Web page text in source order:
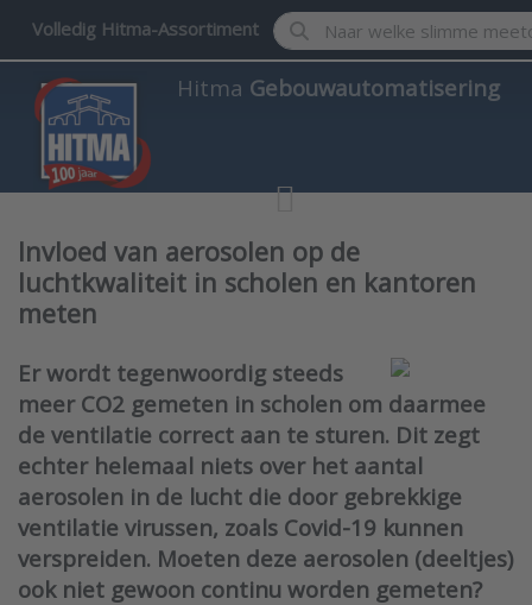
Volledig Hitma-Assortiment Enter a search term.
Hitma Gebouwautomatisering
Invloed van aerosolen op de
luchtkwaliteit in scholen en kantoren
meten
Er wordt tegenwoordig steeds
meer CO2 gemeten in scholen om daarmee
de ventilatie correct aan te sturen. Dit zegt
echter helemaal niets over het aantal
aerosolen in de lucht die door gebrekkige
ventilatie virussen, zoals Covid-19 kunnen
verspreiden. Moeten deze aerosolen (deeltjes)
ook niet gewoon continu worden gemeten?